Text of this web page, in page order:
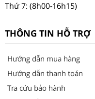
Thứ 7: (8h00-16h15)
THÔNG TIN HỖ TRỢ
Hướng dẫn mua hàng
Hướng dẫn thanh toán
Tra cứu bảo hành